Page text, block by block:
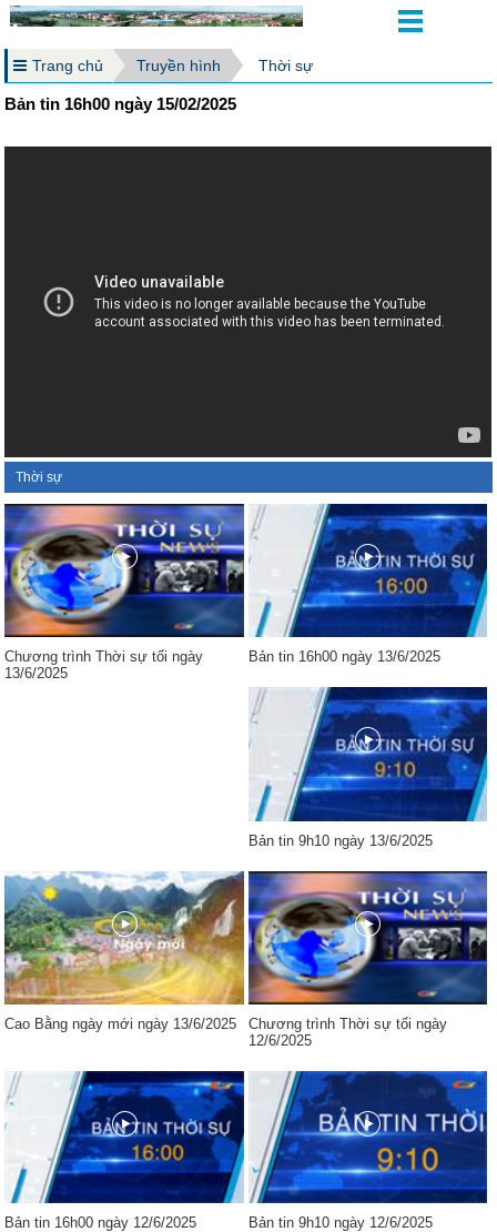
Trang chủ Truyền hình Thời sự
Bản tin 16h00 ngày 15/02/2025
Thời sự
Chương trình Thời sự tối ngày
13/6/2025
Bản tin 16h00 ngày 13/6/2025
Bản tin 9h10 ngày 13/6/2025
Cao Bằng ngày mới ngày 13/6/2025
Chương trình Thời sự tối ngày
12/6/2025
Bản tin 16h00 ngày 12/6/2025 Bản tin 9h10 ngày 12/6/2025